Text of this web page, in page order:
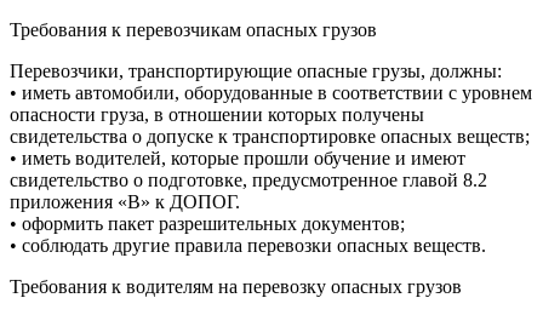
Требования к перевозчикам опасных грузов
Перевозчики, транспортирующие опасные грузы, должны:
• иметь автомобили, оборудованные в соответствии с уровнем
опасности груза, в отношении которых получены
свидетельства о допуске к транспортировке опасных веществ;
• иметь водителей, которые прошли обучение и имеют
свидетельство о подготовке, предусмотренное главой 8.2
приложения «В» к ДОПОГ.
• оформить пакет разрешительных документов;
• соблюдать другие правила перевозки опасных веществ.
Требования к водителям на перевозку опасных грузов